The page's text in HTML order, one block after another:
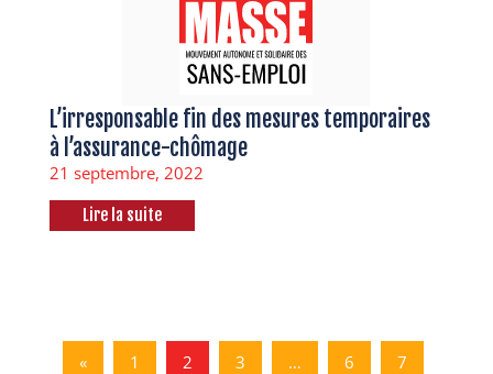
L’irresponsable fin des mesures temporaires
à l’assurance-chômage
21 septembre, 2022
Lire la suite
« 1 2 3 … 6 7